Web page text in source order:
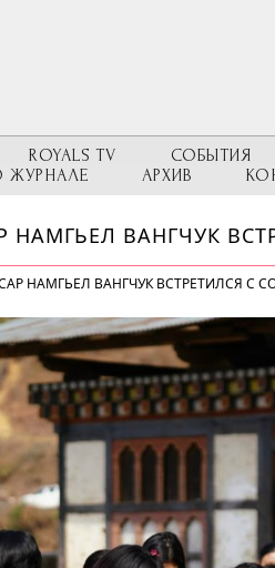
ROYALS TV СОБЫТИЯ
ЖУРНАЛЕ
АРХИВ
НАМГЬЕЛ ВАНГЧУК
НАМГЬЕЛ ВАНГЧУК ВСТРЕТИЛСЯ С